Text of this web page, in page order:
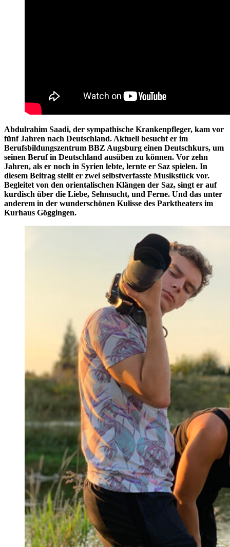
Abdulrahim Saadi, der sympathische Krankenpfleger, kam vor
fünf Jahren nach Deutschland. Aktuell besucht er im
Berufsbildungszentrum BBZ Augsburg einen Deutschkurs, um
seinen Beruf in Deutschland ausüben zu können. Vor zehn
Jahren, als er noch in Syrien lebte, lernte er Saz spielen. In
diesem Beitrag stellt er zwei selbstverfasste Musikstück vor.
Begleitet von den orientalischen Klängen der Saz, singt er auf
kurdisch über die Liebe, Sehnsucht, und Ferne. Und das unter
anderem in der wunderschönen Kulisse des Parktheaters im
Kurhaus Göggingen.